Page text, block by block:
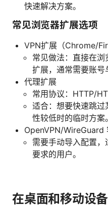
快速解决方案。
常见浏览器扩展选项
VPN扩展（Chrome/
常见做法：直接在
扩展，通常需要账号
代理扩展
常用协议：HTTP/
适合：想要快速跳
性较低时的临时方案。
OpenVPN/WireGuard
需要手动导入配置
要求的用户。
在桌面和移动设